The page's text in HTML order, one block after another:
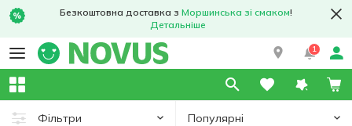
Безкоштовна доставка з Моршинська зі смаком!
Детальніше
1
Фільтри Популярні